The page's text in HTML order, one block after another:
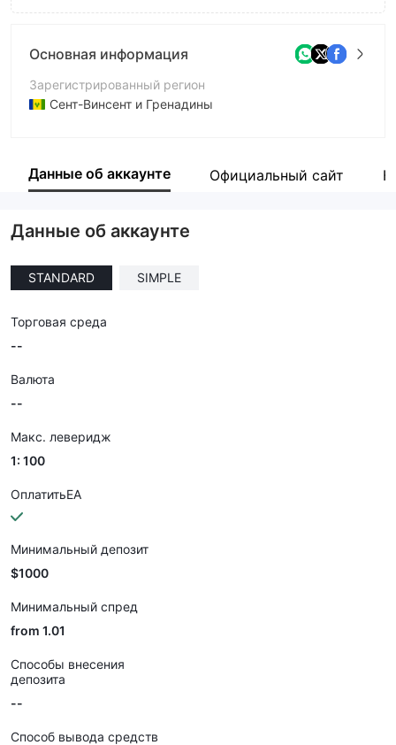
Основная информация
Зарегистрированный регион
Сент-Винсент и Гренадины
Компания
Данные об аккаунте Официальный сайт
Данные об аккаунте
STANDARD SIMPLE
Торговая среда
--
Валюта
--
Макс. леверидж
1: 100
ОплатитьEA
Минимальный депозит
$1000
Минимальный спред
from 1.01
Способы внесения
депозита
--
Способ вывода средств